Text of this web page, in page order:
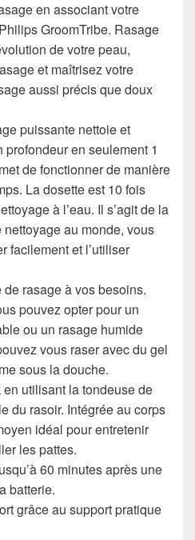
en associant votre
GroomTribe. Rasage
de votre peau,
et maîtrisez votre
aussi précis que doux
puissante nettoie et
en seulement 1
de fonctionner de manière
La dosette est 10 fois
à l’eau. Il s’agit de la
au monde, vous
facilement et l’utiliser
rasage à vos besoins.
pouvez opter pour un
ou un rasage humide
vous raser avec du gel
sous la douche.
utilisant la tondeuse de
du rasoir. Intégrée au corps
idéal pour entretenir
les pattes.
60 minutes après une
batterie.
grâce au support pratique